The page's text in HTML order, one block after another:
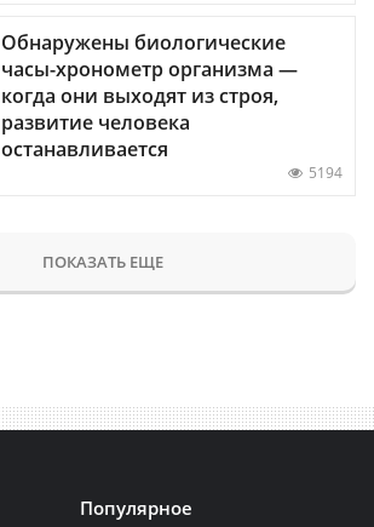
Обнаружены биологические
часы-хронометр организма —
когда они выходят из строя,
развитие человека
останавливается
5194
ПОКАЗАТЬ ЕЩЕ
Популярное